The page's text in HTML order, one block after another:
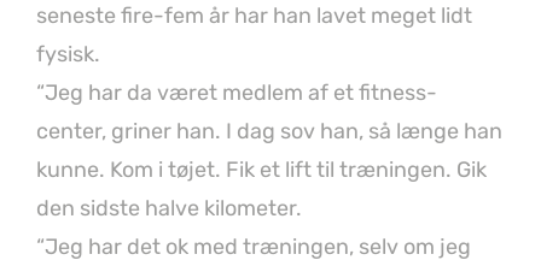
seneste fire-fem år har han lavet meget lidt
fysisk.
“Jeg har da været medlem af et fitness-
center, griner han. I dag sov han, så længe han
kunne. Kom i tøjet. Fik et lift til træningen. Gik
den sidste halve kilometer.
“Jeg har det ok med træningen, selv om jeg